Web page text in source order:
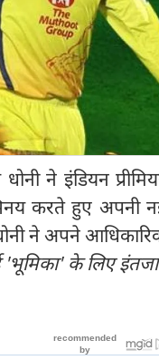
ने इंडियन
करते हुए अपनी
ने अपने
के लिए